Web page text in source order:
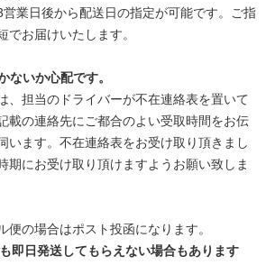
業日後から配送日の指定が可能です。ご指
でお届けいたします。
ないか心配です。
、担当のドライバーが不在連絡表を置いて
載の連絡先にご都合のよい受取時間をお伝
います。不在連絡表をお受け取り頂きまし
期にお受け取り頂けますようお願い致しま
便の場合はポスト投函になります。
即日発送してもらえない場合もあります